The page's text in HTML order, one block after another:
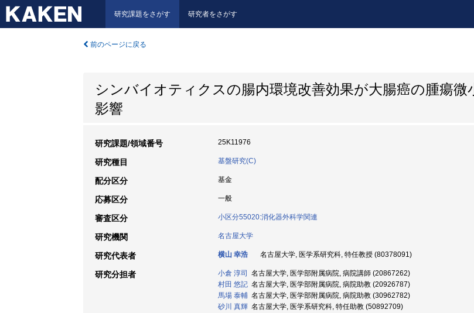
研究課題をさがす 研究者をさがす
前のページに戻る
シンバイオティクスの腸内環境改善効果が大腸癌の腫瘍微
影響
研究課題/領域番号 25K11976
研究種目 基盤研究(C)
配分区分 基金
応募区分 一般
審査区分 小区分55020:消化器外科学関連
研究機関 名古屋大学
研究代表者 横山 幸浩 名古屋大学, 医学系研究科, 特任教授 (80378091)
研究分担者 小倉 淳司
名古屋大学, 医学部附属病院, 病院講師 (20867262)
村田 悠記 名古屋大学, 医学部附属病院, 病院助教 (20926787)
馬場 泰輔 名古屋大学, 医学部附属病院, 病院助教 (30962782)
砂川 真輝 名古屋大学, 医学系研究科, 特任助教 (50892709)